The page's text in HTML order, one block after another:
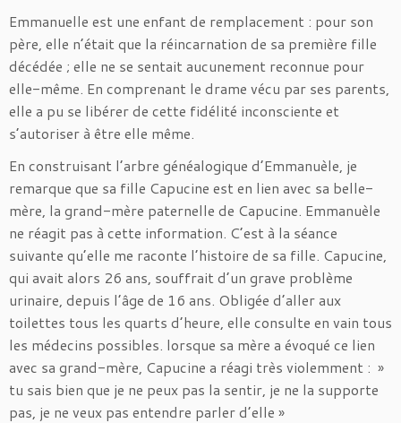
Emmanuelle est une enfant de remplacement : pour son
père, elle n’était que la réincarnation de sa première fille
décédée ; elle ne se sentait aucunement reconnue pour
elle-même. En comprenant le drame vécu par ses parents,
elle a pu se libérer de cette fidélité inconsciente et
s’autoriser à être elle même.
En construisant l’arbre généalogique d’Emmanuèle, je
remarque que sa fille Capucine est en lien avec sa belle-
mère, la grand-mère paternelle de Capucine. Emmanuèle
ne réagit pas à cette information. C’est à la séance
suivante qu’elle me raconte l’histoire de sa fille. Capucine,
qui avait alors 26 ans, souffrait d’un grave problème
urinaire, depuis l’âge de 16 ans. Obligée d’aller aux
toilettes tous les quarts d’heure, elle consulte en vain tous
les médecins possibles. lorsque sa mère a évoqué ce lien
avec sa grand-mère, Capucine a réagi très violemment : »
tu sais bien que je ne peux pas la sentir, je ne la supporte
pas, je ne veux pas entendre parler d’elle »